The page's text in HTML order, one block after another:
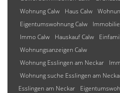
Wohnung Calw
Haus Calw
Eigentumswohnung Calw
Immo Calw
Hauskauf Calw
Wohnungsanzeigen Calw
Wohnung Esslingen am Neckar
Wohnung suche Esslingen am
Esslingen am Neckar